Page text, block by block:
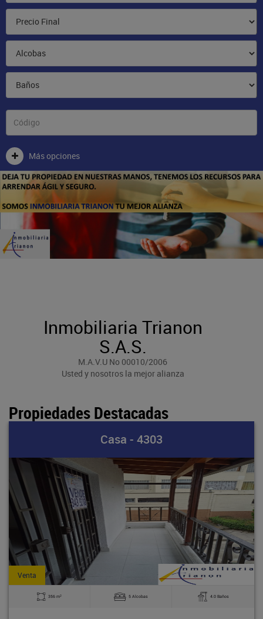
Más opciones
Inmobiliaria Trianon
S.A.S.
M.A.V.U No 00010/2006
Usted y nosotros la mejor alianza
Propiedades Destacadas
Casa - 4303
Venta
356 m2 5 Alcobas 4.0 Baños